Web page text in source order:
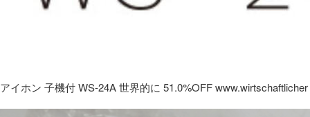
アイホン 子機付 WS-24A 世界的に 51.0%OFF www.wirtschaftlicher